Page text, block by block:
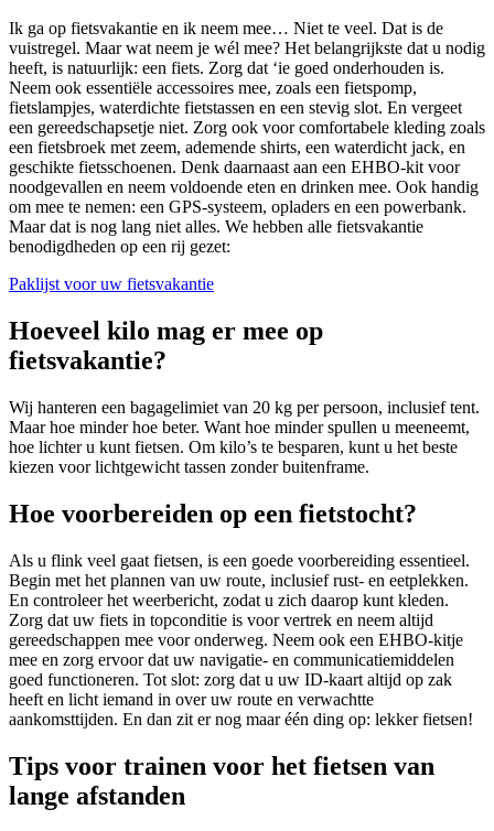
Ik ga op fietsvakantie en ik neem mee… Niet te veel. Dat is de
vuistregel. Maar wat neem je wél mee? Het belangrijkste dat u nodig
heeft, is natuurlijk: een fiets. Zorg dat ‘ie goed onderhouden is.
Neem ook essentiële accessoires mee, zoals een fietspomp,
fietslampjes, waterdichte fietstassen en een stevig slot. En vergeet
een gereedschapsetje niet. Zorg ook voor comfortabele kleding zoals
een fietsbroek met zeem, ademende shirts, een waterdicht jack, en
geschikte fietsschoenen. Denk daarnaast aan een EHBO-kit voor
noodgevallen en neem voldoende eten en drinken mee. Ook handig
om mee te nemen: een GPS-systeem, opladers en een powerbank.
Maar dat is nog lang niet alles. We hebben alle fietsvakantie
benodigdheden op een rij gezet:
Paklijst voor uw fietsvakantie
Hoeveel kilo mag er mee op
fietsvakantie?
Wij hanteren een bagagelimiet van 20 kg per persoon, inclusief tent.
Maar hoe minder hoe beter. Want hoe minder spullen u meeneemt,
hoe lichter u kunt fietsen. Om kilo’s te besparen, kunt u het beste
kiezen voor lichtgewicht tassen zonder buitenframe.
Hoe voorbereiden op een fietstocht?
Als u flink veel gaat fietsen, is een goede voorbereiding essentieel.
Begin met het plannen van uw route, inclusief rust- en eetplekken.
En controleer het weerbericht, zodat u zich daarop kunt kleden.
Zorg dat uw fiets in topconditie is voor vertrek en neem altijd
gereedschappen mee voor onderweg. Neem ook een EHBO-kitje
mee en zorg ervoor dat uw navigatie- en communicatiemiddelen
goed functioneren. Tot slot: zorg dat u uw ID-kaart altijd op zak
heeft en licht iemand in over uw route en verwachtte
aankomsttijden. En dan zit er nog maar één ding op: lekker fietsen!
Tips voor trainen voor het fietsen van
lange afstanden